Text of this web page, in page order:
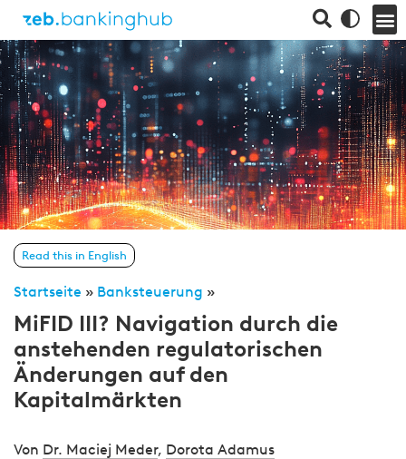
Read this in English
Startseite » Banksteuerung »
MiFID III? Navigation durch die
anstehenden regulatorischen
Änderungen auf den
Kapitalmärkten
Von Dr. Maciej Meder, Dorota Adamus